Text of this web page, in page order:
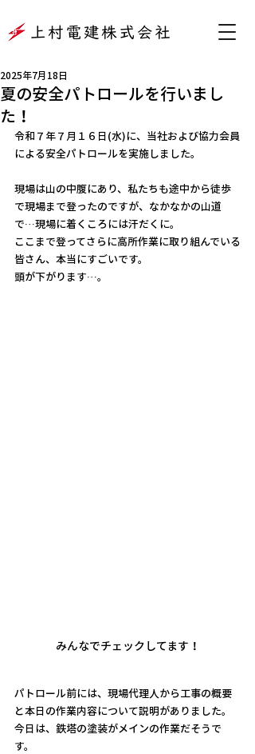
夏の安全パトロールを行いまし
た！
2025年7月18日
令和７年７月１６日(水)に、当社および協力会員
による安全パトロールを実施しました。
現場は山の中腹にあり、私たちも途中から徒歩
で現場まで登ったのですが、なかなかの山道
で…現場に着くころには汗だくに。
ここまで登ってさらに高所作業に取り組んでいる
皆さん、本当にすごいです。
頭が下がります…。
みんなでチェックしてます！
パトロール前には、現場代理人から工事の概要
と本日の作業内容について説明がありました。
今日は、 鉄塔の塗装がメインの作業だそうで
す。